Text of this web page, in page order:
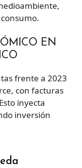
EN
frente a 2023
con facturas
inyecta
inversión